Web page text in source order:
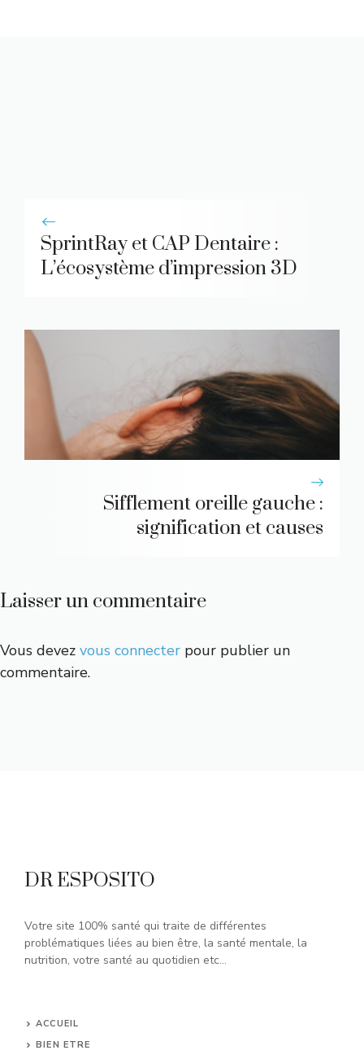
SprintRay et CAP Dentaire :
L’écosystème d’impression 3D
Sifflement oreille gauche :
signification et causes
Laisser un commentaire
Vous devez vous connecter pour publier un
commentaire.
DR ESPOSITO
Votre site 100% santé qui traite de différentes
problématiques liées au bien être, la santé mentale, la
nutrition, votre santé au quotidien etc...
ACCUEIL
BIEN ETRE